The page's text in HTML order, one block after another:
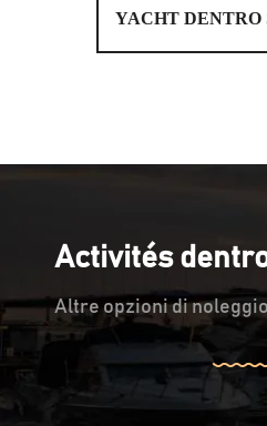
YACHT DENTRO
Activités
Altre opzioni di